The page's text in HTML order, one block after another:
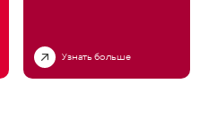
Узнать больше